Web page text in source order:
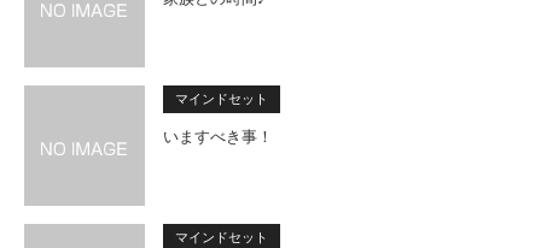
マインドセット
いますべき事！
マインドセット